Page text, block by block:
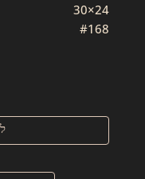
24×30
#168